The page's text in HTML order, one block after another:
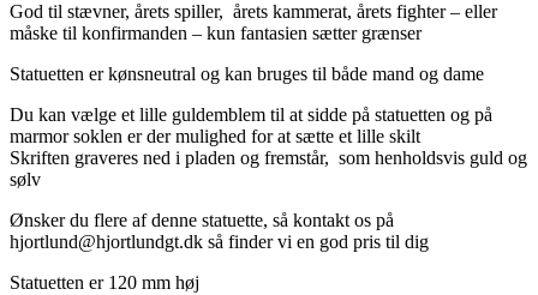
God til stævner, årets spiller, årets kammerat, årets fighter – eller
måske til konfirmanden – kun fantasien sætter grænser
Statuetten er kønsneutral og kan bruges til både mand og dame
Du kan vælge et lille guldemblem til at sidde på statuetten og på
marmor soklen er der mulighed for at sætte et lille skilt
Skriften graveres ned i pladen og fremstår, som henholdsvis guld og
sølv
Ønsker du flere af denne statuette, så kontakt os på
hjortlund@hjortlundgt.dk så finder vi en god pris til dig
Statuetten er 120 mm høj